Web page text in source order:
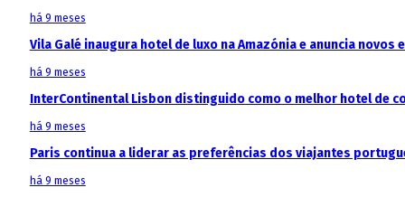
há 9 meses
Vila Galé inaugura hotel de luxo na Amazónia e anuncia
há 9 meses
InterContinental Lisbon distinguido como o melhor hotel de
há 9 meses
Paris continua a liderar as preferências dos viajantes
há 9 meses